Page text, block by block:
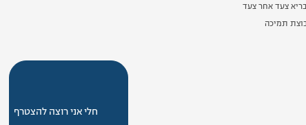
צעד אחר צעד
תמיכה
חלי אני רוצה להצטרף